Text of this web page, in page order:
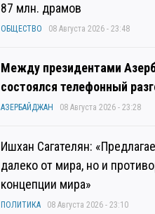
87 млн. драмов
ОБЩЕСТВО 08 Августа 2026 - 23:48
Между президентами
состоялся телефонный
АЗЕРБАЙДЖАН 08 Августа 2026 - 23:28
Ишхан Сагателян:
далеко от мира, но и
концепции мира»
ПОЛИТИКА 08 Августа 2026 - 23:10